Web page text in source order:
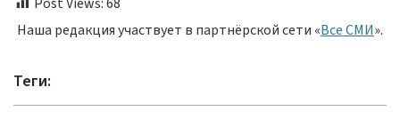
Наша редакция участвует в партнёрской сети «Все СМИ».
Теги: